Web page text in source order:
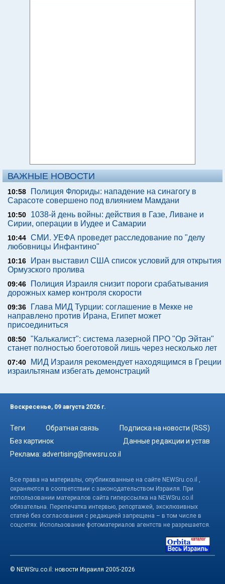
ВАЖНЫЕ НОВОСТИ
10:58
Полиция Флориды: нападение на синагогу в
Сарасоте совершено под влиянием Мамдани
10:50
1038-й день войны: действия в Газе, Ливане и
Сирии, операции в Иудее и Самарии
10:44 СМИ. УЕФА проведет расследование по "делу
любовницы Инфантино"
10:16
Иран выставил США список условий для открытия
Ормузского пролива
09:46
Полиция Израиля снизит пороги срабатывания
дорожных камер контроля скорости
09:36
Глава МИД Турции: соглашение в Мекке не
направлено против Ирана, Египет может
присоединиться
08:50 "Калькалист": система лазерной ПРО "Ор Эйтан"
станет полностью боеготовой лишь через несколько лет
07:40
МИД Израиля рекомендует находящимся в Греции
израильтянам избегать демонстраций
Воскресенье, 09 августа 2026 г.
Теги Обратная связь
Подписка на новости (RSS)
Без картинок
Данные редакции и устав
Реклама: advertising@newsru.co.il
Все права на материалы, опубликованные на сайте NEWSru.co.il ,
охраняются в соответствии с законодательством Израиля. При
использовании материалов сайта гиперссылка на NEWSru.co.il
обязательна. Перепечатка интервью, репортажей, эксклюзивных
статей без согласования с редакцией запрещена – в том числе в
соцсетях. Использование фотоматериалов агентств не разрешается.
© NEWSru.co.il: новости Израиля 2005-2026